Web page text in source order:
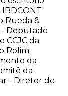
Rueda &
- Deputado
CCJC da
Rolim
da
da
- Diretor de